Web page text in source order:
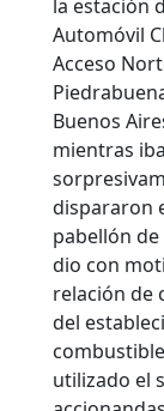
la estación
Automóvil
Acceso
Buenos
mientras
dispararon
pabellón
dio con
relación de
del
utilizado el